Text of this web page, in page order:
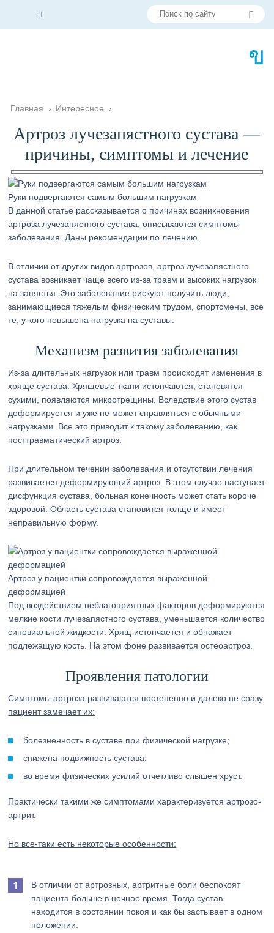
Главная › Интересное ›
Артроз лучезапястного сустава —
причины, симптомы и лечение
Руки подвергаются самым большим нагрузкам
В данной статье рассказывается о причинах возникновения
артроза лучезапястного сустава, описываются симптомы
заболевания. Даны рекомендации по лечению.
В отличии от других видов артрозов, артроз лучезапястного
сустава возникает чаще всего из-за травм и высоких нагрузок
на запястья. Это заболевание рискуют получить люди,
занимающиеся тяжелым физическим трудом, спортсмены, все
те, у кого повышена нагрузка на суставы.
Механизм развития заболевания
Из-за длительных нагрузок или травм происходят изменения в
хряще сустава. Хрящевые ткани истончаются, становятся
сухими, появляются микротрещины. Вследствие этого сустав
деформируется и уже не может справляться с обычными
нагрузками. Все это приводит к такому заболеванию, как
посттравматический артроз.
При длительном течении заболевания и отсутствии лечения
развивается деформирующий артроз. В этом случае наступает
дисфункция сустава, больная конечность может стать короче
здоровой. Область сустава становится толще и имеет
неправильную форму.
Артроз у пациентки сопровождается выраженной
деформацией
Под воздействием неблагоприятных факторов деформируются
мелкие кости лучезапястного сустава, уменьшается количество
синовиальной жидкости. Хрящ истончается и обнажает
подлежащую кость. На этом фоне развивается остеоартроз.
Проявления патологии
Симптомы артроза развиваются постепенно и далеко не сразу
пациент замечает их:
болезненность в суставе при физической нагрузке;
снижена подвижность сустава;
во время физических усилий отчетливо слышен хруст.
Практически такими же симптомами характеризуется артрозо-
артрит.
Но все-таки есть некоторые особенности:
В отличии от артрозных, артритные боли беспокоят
пациента больше в ночное время. Тогда сустав
находится в состоянии покоя и как бы застывает в одном
положении.